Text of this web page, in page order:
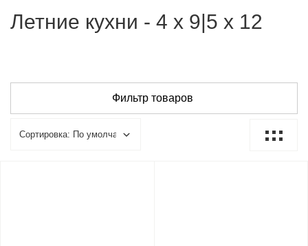
Летние кухни - 4 х 9|5 х 12
Фильтр товаров